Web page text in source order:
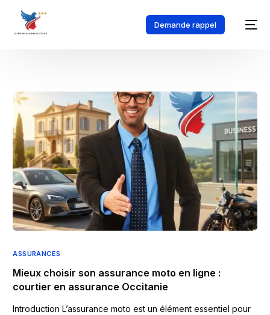
Demande rappel
ASSURANCES
Mieux choisir son assurance moto en ligne :
courtier en assurance Occitanie
Introduction L’assurance moto est un élément essentiel pour